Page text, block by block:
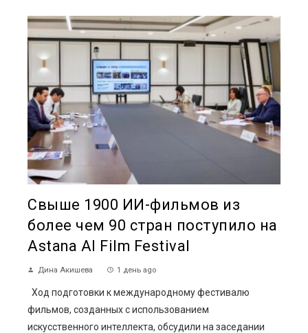
Свыше 1900 ИИ-фильмов из
более чем 90 стран поступило на
Astana AI Film Festival
Дина Акишева 1 день ago
Ход подготовки к международному фестивалю
фильмов, созданных с использованием
искусственного интеллекта, обсудили на заседании